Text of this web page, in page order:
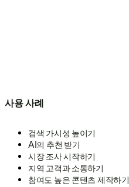
사용 사례
검색 가시성 높이기
AI의 추천 받기
시장 조사 시작하기
지역 고객과 소통하기
참여도 높은 콘텐츠 제작하기